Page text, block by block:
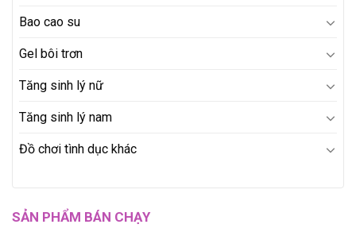
Bao cao su
Gel bôi trơn
Tăng sinh lý nữ
Tăng sinh lý nam
Đồ chơi tình dục khác
SẢN PHẨM BÁN CHẠY